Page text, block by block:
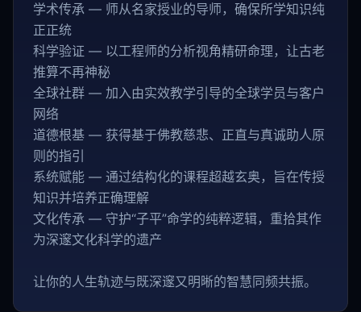
学术传承 — 师从名家授业的导师，确保所学知识纯
正正统
科学验证 — 以工程师的分析视角精研命理，让古老
推算不再神秘
全球社群 — 加入由实效教学引导的全球学员与客户
网络
道德根基 — 获得基于佛教慈悲、正直与真诚助人原
则的指引
系统赋能 — 通过结构化的课程超越玄奥，旨在传授
知识并培养正确理解
文化传承 — 守护“子平”命学的纯粹逻辑，重拾其作
为深邃文化科学的遗产
让你的人生轨迹与既深邃又明晰的智慧同频共振。